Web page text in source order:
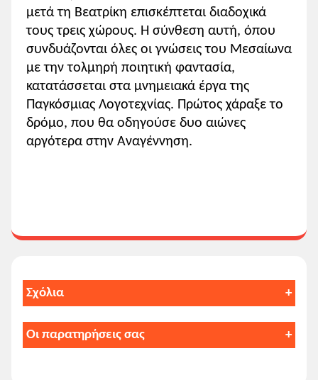
μετά τη Βεατρίκη επισκέπτεται διαδοχικά
τους τρεις χώρους. Η σύνθεση αυτή, όπου
συνδυάζονται όλες οι γνώσεις του Μεσαίωνα
με την τολμηρή ποιητική φαντασία,
κατατάσσεται στα μνημειακά έργα της
Παγκόσμιας Λογοτεχνίας. Πρώτος χάραξε το
δρόμο, που θα οδηγούσε δυο αιώνες
αργότερα στην Αναγέννηση.
Σχόλια
1. Εργοβιογραφικά
Ο Δάντης Αλιγκέρι (Dante [Durante]
Οι παρατηρήσεις σας